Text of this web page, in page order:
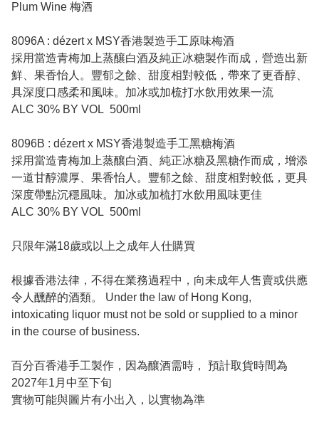
Plum Wine 梅酒
8096A : dézert x MSY香港製造手工原味梅酒
採用當造青梅加上蒸釀白酒及純正冰糖製作而成，營造出新
鮮、果香怡人。豐郁之餘、甜度相對較低，帶來了更香醇、
具深度口感柔和風味。加冰或加梳打水飲用效果一流
ALC 30% BY VOL 500ml
8096B : dézert x MSY香港製造手工黑糖梅酒
採用當造青梅加上蒸釀白酒、純正冰糖及黑糖作而成，增添
一道甘醇濃厚、果香怡人。豐郁之餘、甜度相對較低，更具
深度帶點沉穩風味。加冰或加梳打水飲用風味更佳
ALC 30% BY VOL 500ml
只限年滿18歲或以上之成年人仕購買
根據香港法律，不得在業務過程中，向未成年人售賣或供應
令人醺醉的酒類。 Under the law of Hong Kong,
intoxicating liquor must not be sold or supplied to a minor
in the course of business.
百分百香港手工製作，因為釀酒需時， 預計取貨時間為
2027年1月中至下旬
實物可能與圖片有小出入，以實物為準